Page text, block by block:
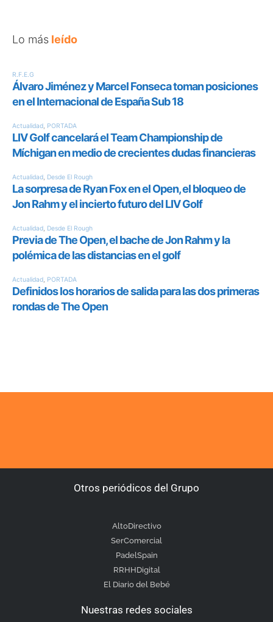
Lo más leído
Otros periódicos del Grupo
AltoDirectivo
SerComercial
PadelSpain
RRHHDigital
El Diario del Bebé
Nuestras redes sociales